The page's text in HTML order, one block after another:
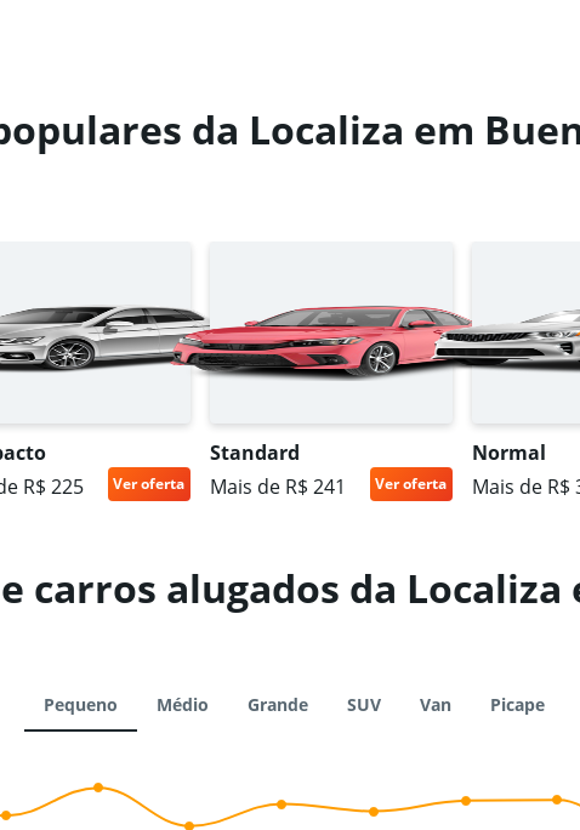
da Localiza em
R$ 225
Ver oferta
Standard
Mais de R$ 241
Ver oferta
Normal
Mais de R$
carros alugados da Localiza
Pequeno Médio Grande SUV Van Picape